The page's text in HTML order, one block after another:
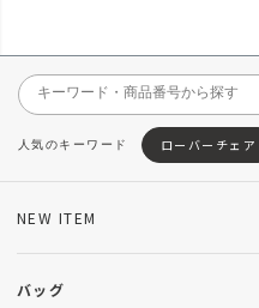
ローバーチェア
NEW ITEM
バッグ